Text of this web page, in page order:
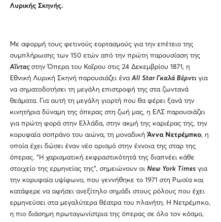
Λυρικής Σκηνής.
Με αφορμή τους φετινούς εορτασμούς για την επέτειο της
συμπλήρωσης των 150 ετών από την πρώτη παρουσίαση της
Αΐνταςστην Όπερα του Καΐρου στις 24 Δεκεμβρίου 1871, η
Εθνική Λυρική Σκηνή παρουσιάζει ένα All Star Γκαλά Βέρντι για
να σηματοδοτήσει τη μεγάλη επιστροφή της στα ζωντανά
θεάματα. Για αυτή τη μεγάλη γιορτή που θα φέρει ξανά την
κινητήρια δύναμη της όπερας στη ζωή μας, η ΕΛΣ παρουσιάζει
για πρώτη φορά στην Ελλάδα, στην ακμή της καριέρας της, την
κορυφαία σοπράνο του αιώνα, τη μοναδικήΆννα Νετρέμπκο, η
οποία έχει δώσει έναν νέο ορισμό στην έννοια της σταρ της
όπερας. “Η χαρισματική εκφραστικότητά της διαπνέει κάθε
στοιχείο της ερμηνείας της”, σημειώνουν οι New York Times για
την κορυφαία υψίφωνο, που γεννήθηκε το 1971 στη Ρωσία και
κατάφερε να αφήσει ανεξίτηλο σημάδι στους ρόλους που έχει
ερμηνεύσει στα μεγαλύτερα θέατρα του πλανήτη. Η Νετρέμπκο,
η πιο διάσημη πρωταγωνίστρια της όπερας σε όλο τον κόσμο,